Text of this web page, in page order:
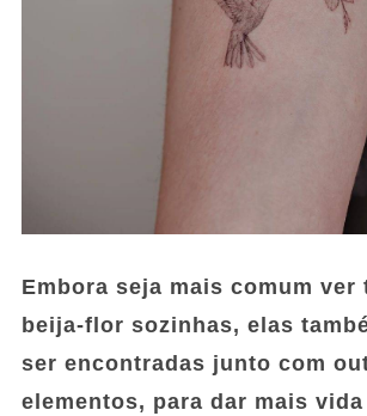
Embora seja mais comum ver
beija-flor sozinhas, elas
ser encontradas junto com
elementos, para dar mais